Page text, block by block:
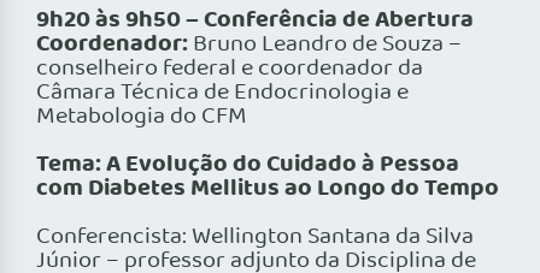
9h20 às 9h50 – Conferência de Abertura
Coordenador:Bruno Leandro de Souza –
conselheiro federal e coordenador da
Câmara Técnica de Endocrinologia e
Metabologia do CFM
Tema: A Evolução do Cuidado à Pessoa
com Diabetes Mellitus ao Longo do Tempo
Conferencista: Wellington Santana da Silva
Júnior – professor adjunto da Disciplina de